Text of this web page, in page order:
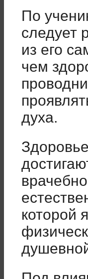
По
следует
из его
чем
духа.
которой